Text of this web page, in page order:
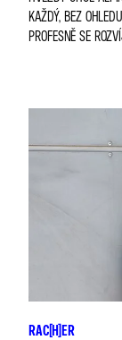
KAŽDÝ, BEZ
PROFESNĚ SE
RAC(H)ER